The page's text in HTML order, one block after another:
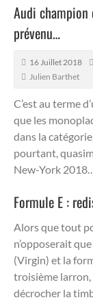
Audi champion
prévenu…
16 Juillet 2018
Julien Barthet
C’est au terme
que les
dans la
pourtant,
New-York
Formule E :
Alors que tout
n’opposerait
(Virgin) et la
troisième
décrocher la